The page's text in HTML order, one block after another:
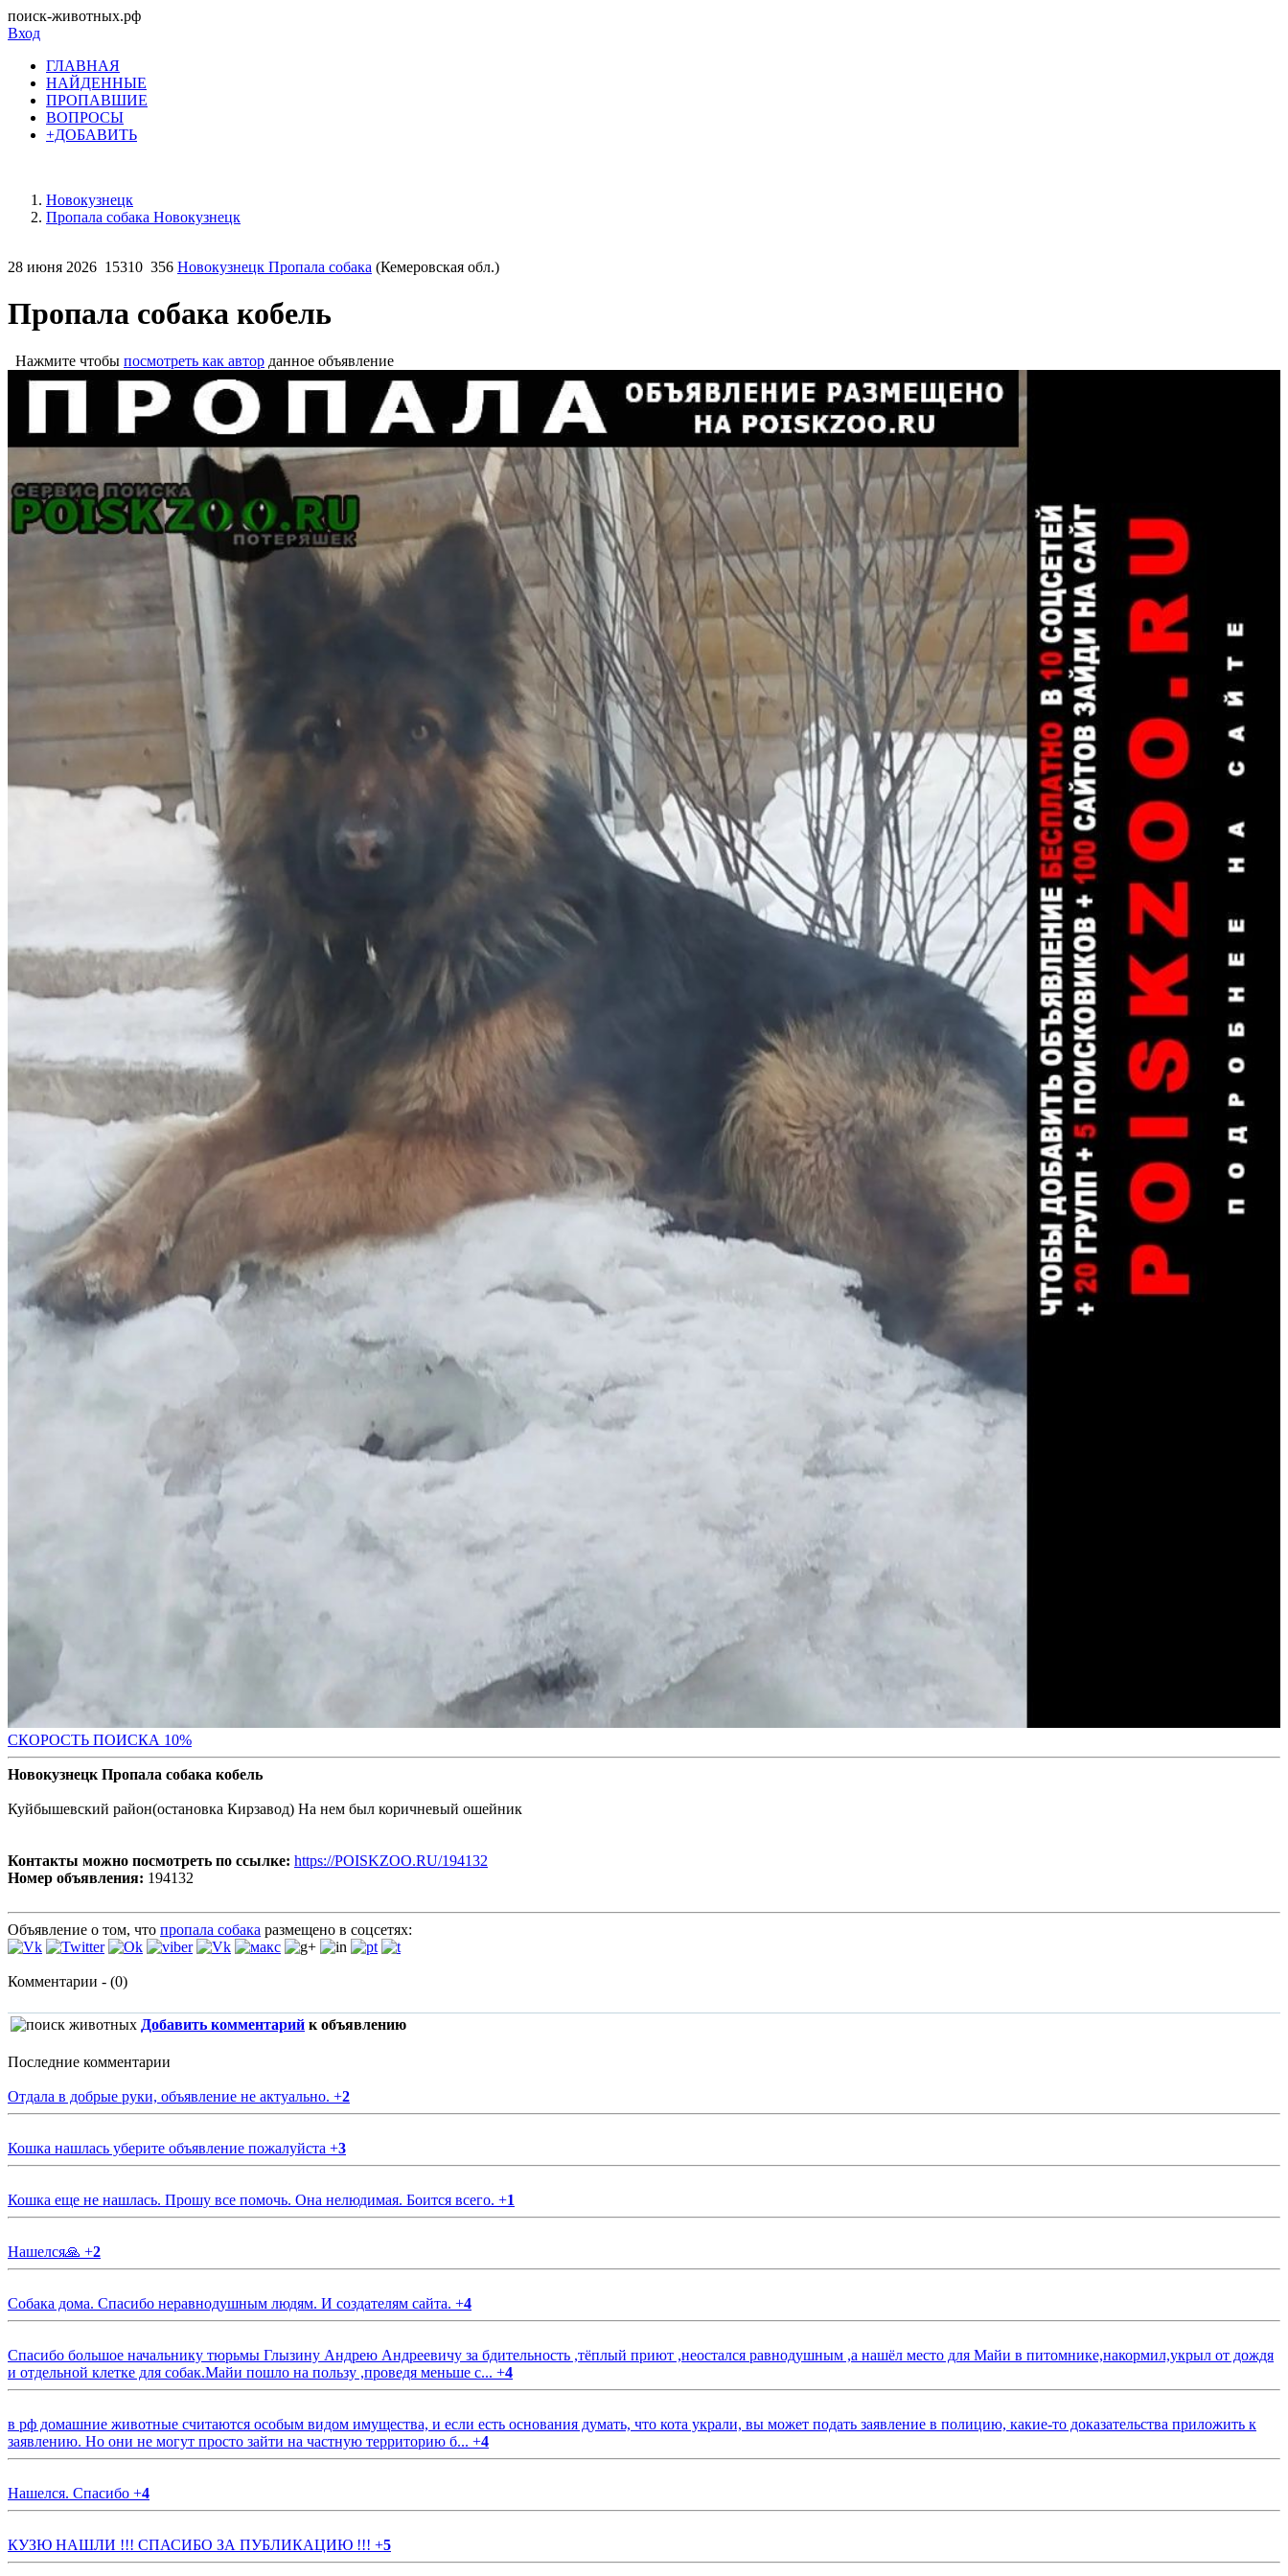
поиск-животных.рф
Вход
ГЛАВНАЯ
НАЙДЕННЫЕ
ПРОПАВШИЕ
ВОПРОСЫ
+ДОБАВИТЬ
Новокузнецк
Пропала собака Новокузнецк
28 июня 2026 15310 356 Новокузнецк Пропала собака (Кемеровская обл.)
Пропала собака кобель
Нажмите чтобы посмотреть как автор данное объявление
СКОРОСТЬ ПОИСКА 10%
Новокузнецк Пропала собака кобель
Куйбышевский район(остановка Кирзавод) На нем был коричневый ошейник
Контакты можно посмотреть по ссылке: https://POISKZOO.RU/194132
Номер объявления: 194132
Объявление о том, что пропала собака размещено в соцсетях:
Комментарии - (0)
Добавить комментарий к объявлению
Последние комментарии
Отдала в добрые руки, объявление не актуально. +2
Кошка нашлась уберите объявление пожалуйста +3
Кошка еще не нашлась. Прошу все помочь. Она нелюдимая. Боится всего. +1
Нашелся🙏 +2
Собака дома. Спасибо неравнодушным людям. И создателям сайта. +4
Спасибо большое начальнику тюрьмы Глызину Андрею Андреевичу за бдительность ,тёплый приют ,неостался равнодушным ,а нашёл место для Майи в питомнике,накормил,укрыл от дождя
и отдельной клетке для собак.Майи пошло на пользу ,проведя меньше с... +4
в рф домашние животные считаются особым видом имущества, и если есть основания думать, что кота украли, вы может подать заявление в полицию, какие-то доказательства приложить к
заявлению. Но они не могут просто зайти на частную территорию б... +4
Нашелся. Спасибо +4
КУЗЮ НАШЛИ !!! СПАСИБО ЗА ПУБЛИКАЦИЮ !!! +5